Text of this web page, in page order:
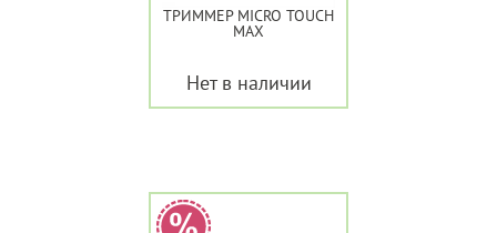
ТРИММЕР MICRO TOUCH
MAX
Нет в наличии